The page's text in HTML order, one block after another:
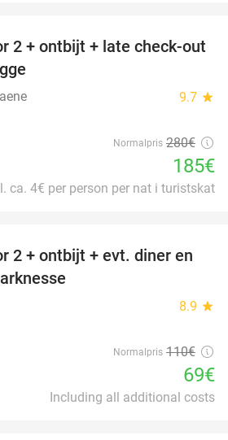
34%
2 + ontbijt + late check-out
9.7 star
Normalpris 280€
185€
ca. 4€ per person per nat i turistskat
37%
2 + ontbijt + evt. diner en
8.9 star
Normalpris 110€
69€
Including all additional costs